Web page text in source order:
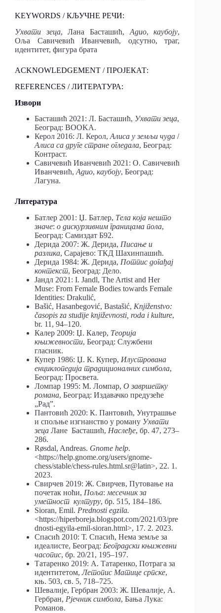
KEYWORDS / КЉУЧНЕ РЕЧИ:
Ухвати зеца, Лана Басташић, Адио,каубоју,
Оља Савичевић Иванчевић, одсутно, траг,
идентитет, фигура брата
ACKNOWLEDGEMENT / ПРОЈЕКАТ:
REFERENCES / ЛИТЕРАТУРА:
Извори
Басташић 2021: Л. Басташић, Ухвати зеца,
Београд: BOOKA.
Керол 2016: Л. Керол, Алиса у земљи чуда /
Алиса са друге стране огледала, Београд:
Контраст.
Савичевић Иванчевић 2021: О. Савичевић
Иванчевић, Адио, каубоју, Београд:
Лагуна.
Литература
Батлер 2001: Џ. Батлер, Тела која нешто
значе: о дискурзивним границама пола,
Београд: Самиздат Б92.
Дерида 2007: Ж. Дерида, Писање и
разлика, Сарајево: ТКД Шахинпашић.
Дерида 1984: Ж. Дерида, Потпис догађај
контекст, Београд: Дело.
Jандл 2021: I. Jandl, The Artist and Her
Muse: From Female Bodies towards Female
Identities: Drakulić,
Bašić, Hasanbegović, Bastašić, Knjiženstvo:
časopis za studije književnosti, roda i kulture,
br. 11, 94–120.
Калер 2009: Џ. Калер, Теорија
књижевности, Београд: Службени
гласник.
Купер 1986: Џ. К. Купер, Илустрована
енциклопедија традиционалних симбола,
Београд: Просвета.
Ломпар 1995: М. Ломпар, О завршетку
романа, Београд: Издавачко предузеће
„Рад”.
Пантовић 2020: К. Пантовић, Унутрашње
и спољње изгнанство у роману Ухвати
зеца Лане Басташић, Наслеђе, бр. 47, 273–
286.
Røsdal, Andreas. Gnome help.
<https://help.gnome.org/users/gnome-
chess/stable/chess-rules.html.sr@latin>, 22. 1.
2023.
Свирчев 2019: Ж. Свирчев, Путовање на
почетак ноћи, Поља: месечник за
уметност културу, бр. 515, 184–186.
Sioran, Emil. Prednosti egzila.
<https://hiperboreja.blogspot.com/2021/03/pre
dnosti-egyila-emil-sioran.html>, 17. 2. 2023.
Спасић 2010: Т. Спасић, Нема земље за
идеалисте, Београд: Београдски књижевни
часопис, бр. 20/21, 195–197.
Татаренко 2019: А. Татаренко, Потрага за
идентитетом,Летопис Матице српске,
књ. 503, св. 5, 718–725.
Шевалије, Гербран 2003: Ж. Шевалије, А.
Гербран, Рјечник симбола, Бања Лука:
Романов.